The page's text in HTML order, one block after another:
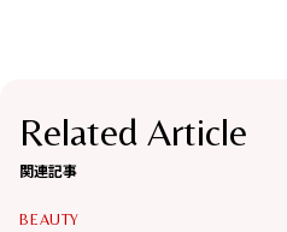
Related Article
関連記事
BEAUTY